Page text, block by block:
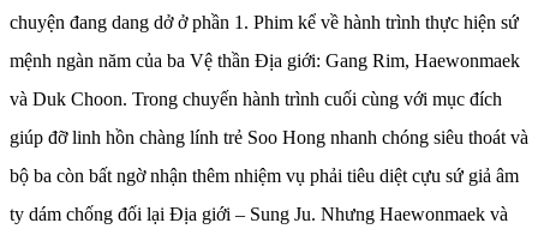
chuyện đang dang dở ở phần 1. Phim kể về hành trình thực hiện sứ
mệnh ngàn năm của ba Vệ thần Địa giới: Gang Rim, Haewonmaek
và Duk Choon. Trong chuyến hành trình cuối cùng với mục đích
giúp đỡ linh hồn chàng lính trẻ Soo Hong nhanh chóng siêu thoát và
bộ ba còn bất ngờ nhận thêm nhiệm vụ phải tiêu diệt cựu sứ giả âm
ty dám chống đối lại Địa giới – Sung Ju. Nhưng Haewonmaek và